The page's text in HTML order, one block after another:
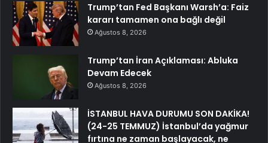
Trump’tan Fed Başkanı Warsh’a: Faiz
kararı tamamen ona bağlı değil
Ağustos 8, 2026
Trump’tan İran Açıklaması: Abluka
Devam Edecek
Ağustos 8, 2026
İSTANBUL HAVA DURUMU SON DAKİKA!
(24-25 TEMMUZ) İstanbul’da yağmur
fırtına ne zaman başlayacak, ne